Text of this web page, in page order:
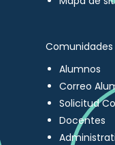
Comunidades
Alumnos
Correo
Solicitud
Docentes